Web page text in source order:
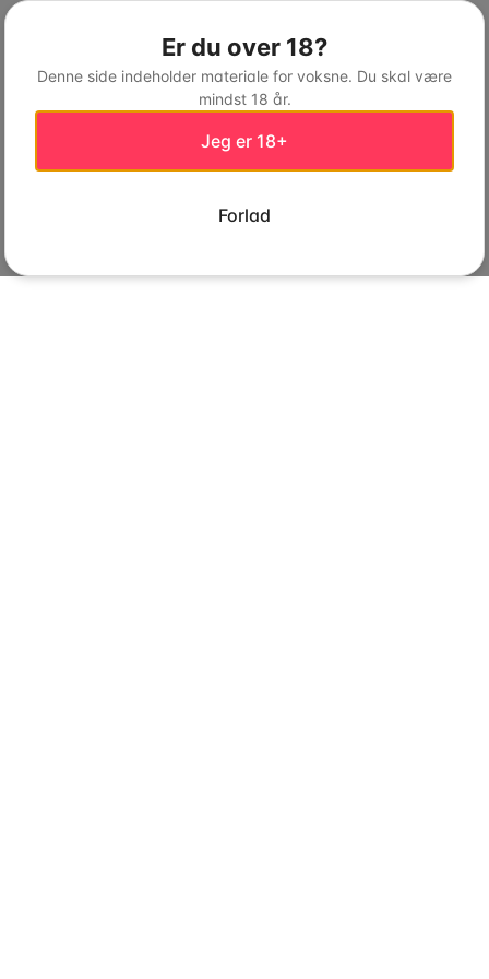
Er du over 18?
Denne side indeholder materiale for voksne. Du skal være
mindst 18 år.
Jeg er 18+
Forlad